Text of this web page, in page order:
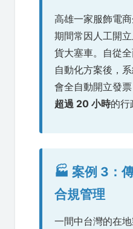
高雄一家服飾電
期間常因人工開
貨大塞車。自從
自動化方案後，
會全自動開立發票
超過 20 小時的行
🏭 案例 3：
合規管理
一間中台灣的在